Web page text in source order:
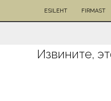
ESILEHT FIRMAST
Извините,